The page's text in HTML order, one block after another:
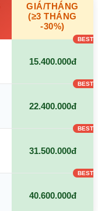
GIÁ/THÁNG
(≥3 THÁNG
-30%)
15.400.000đ
22.400.000đ
31.500.000đ
40.600.000đ